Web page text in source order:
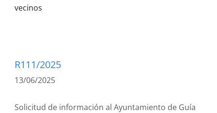
vecinos
R111/2025
13/06/2025
Solicitud de información al Ayuntamiento de Guía